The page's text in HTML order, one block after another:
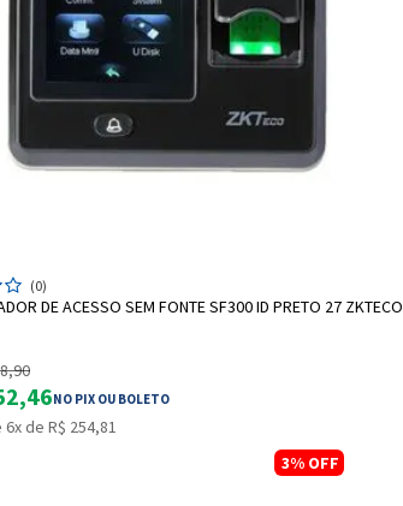
(0)
DE ACESSO SEM FONTE SF300 ID PRETO 27 ZKTECO
NO PIX OU BOLETO
de R$ 254,81
3% OFF